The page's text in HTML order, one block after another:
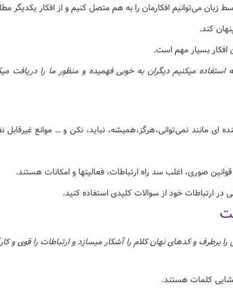
زبان می‌توانیم افکارمان را به هم متصل کنیم و از افکار یکدیگر
کند.
افکار بسیار مهم است.
استفاده میکنیم دیگران به خوبی فهمیده و منظور ما را دریافت
ای مانند نمی‌توانی،هرگز،همیشه، نباید، نکن و … موانع غیرقابل
صوری، اغلب سد راه ارتباطات، فعالیتها و امکانات هستند.
ارتباطات خود از سوالات کلیدی استفاده کنید.
برطرف و کدهای نهان کلام را آشکار میسازد و ارتباطات را قوی و
کلمات هستند.